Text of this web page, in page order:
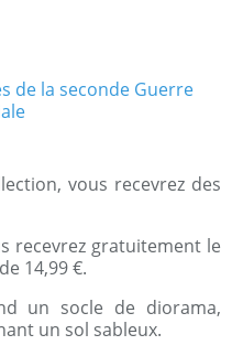
vous recevrez des
recevrez gratuitement le
14,99 €.
un socle de diorama,
un sol sableux.